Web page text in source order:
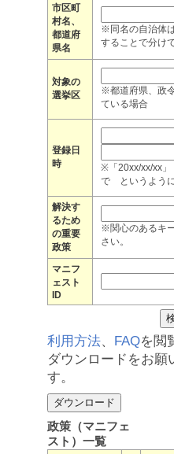
市区町
村名、
都道府
県名
※同名の自治体
することで分け
対象の
選挙区
※都道府県、政
ている場合
登録日
時
※「20xx/xx/xx
で というように
解決す
るため
の重要
政策
※関心のあるキ
さい。
マニフ
ェスト
ID
利用方法、 FAQを閲
ダウンロードをお願
す。
政策（マニフェ
スト）一覧